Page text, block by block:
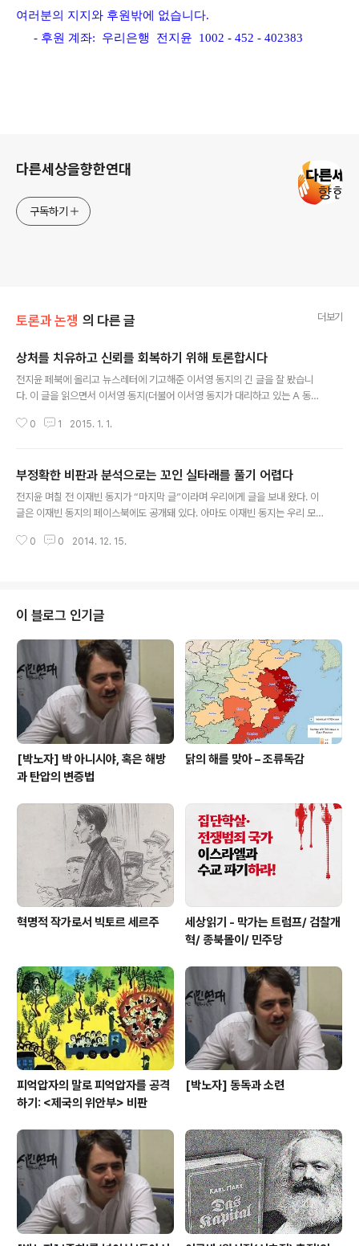
여러분의 지지와 후원밖에 없습니다.
- 후원 계좌: 우리은행 전지윤 1002 - 452 - 402383
다른세상을향한연대
구독하기
토론과 논쟁 의 다른 글 더보기
상처를 치유하고 신뢰를 회복하기 위해 토론합시다
전지윤 페북에 올리고 뉴스레터에 기고해준 이서영 동지의 긴 글을 잘 봤습니
다. 이 글을 읽으면서 이서영 동지(더불어 이서영 동지가 대리하고 있는 A 동지)
니다. 무엇보다 그런 고민과 어려움에 별 도움을 주지 못한 것이 미안하기도 합
두에게 거듭 사과와 반성의 뜻을 표하지 않을 수 없습니다. 그렇기에 저는 이서
영 동지가 노동자연대 지도부의 문제점을 비판한 것에 공감하며, 그것은 바로
저에 대한 비판이기도 하다는 점을 잘 압니다. 사실 이서영 동지는 1년 전에도
0 1 2015. 1. 1.
부정확한 비판과 분석으로는 꼬인 실타래를 풀기 어렵다
전지윤 며칠 전 이재빈 동지가 “마지막 글”이라며 우리에게 글을 보내 왔다. 이
글은 이재빈 동지의 페이스북에도 공개돼 있다. 아마도 이재빈 동지는 우리 모
함께(현 노동자연대) 내에서 분파를 건설해서 치열한 논쟁을 벌일 때 큰 도움을
추억으로 남을 것이다. 비록 다함께에서 나온 이후에는 학업과 개인적인 사정들
때문에 함께 토론·협력할 기회가 부족했지만, 이재빈 동지는 번역 등에 일부 기
여하며 논쟁적 제..
0 0 2014. 12. 15.
이 블로그 인기글
[박노자] 박 아니시야, 혹은 해방
과 탄압의 변증법
닭의 해를 맞아 – 조류독감
혁명적 작가로서 빅토르 세르주
세상읽기 - 막가는 트럼프/ 검찰개
혁/ 종북몰이/ 민주당
피억압자의 말로 피억압자를 공격
하기: <제국의 위안부> 비판
[박노자] 동독과 소련